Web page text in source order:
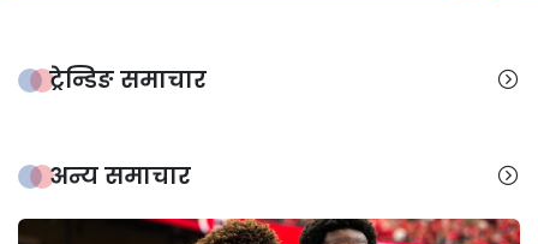
ट्रेन्डिङ समाचार
अन्य समाचार